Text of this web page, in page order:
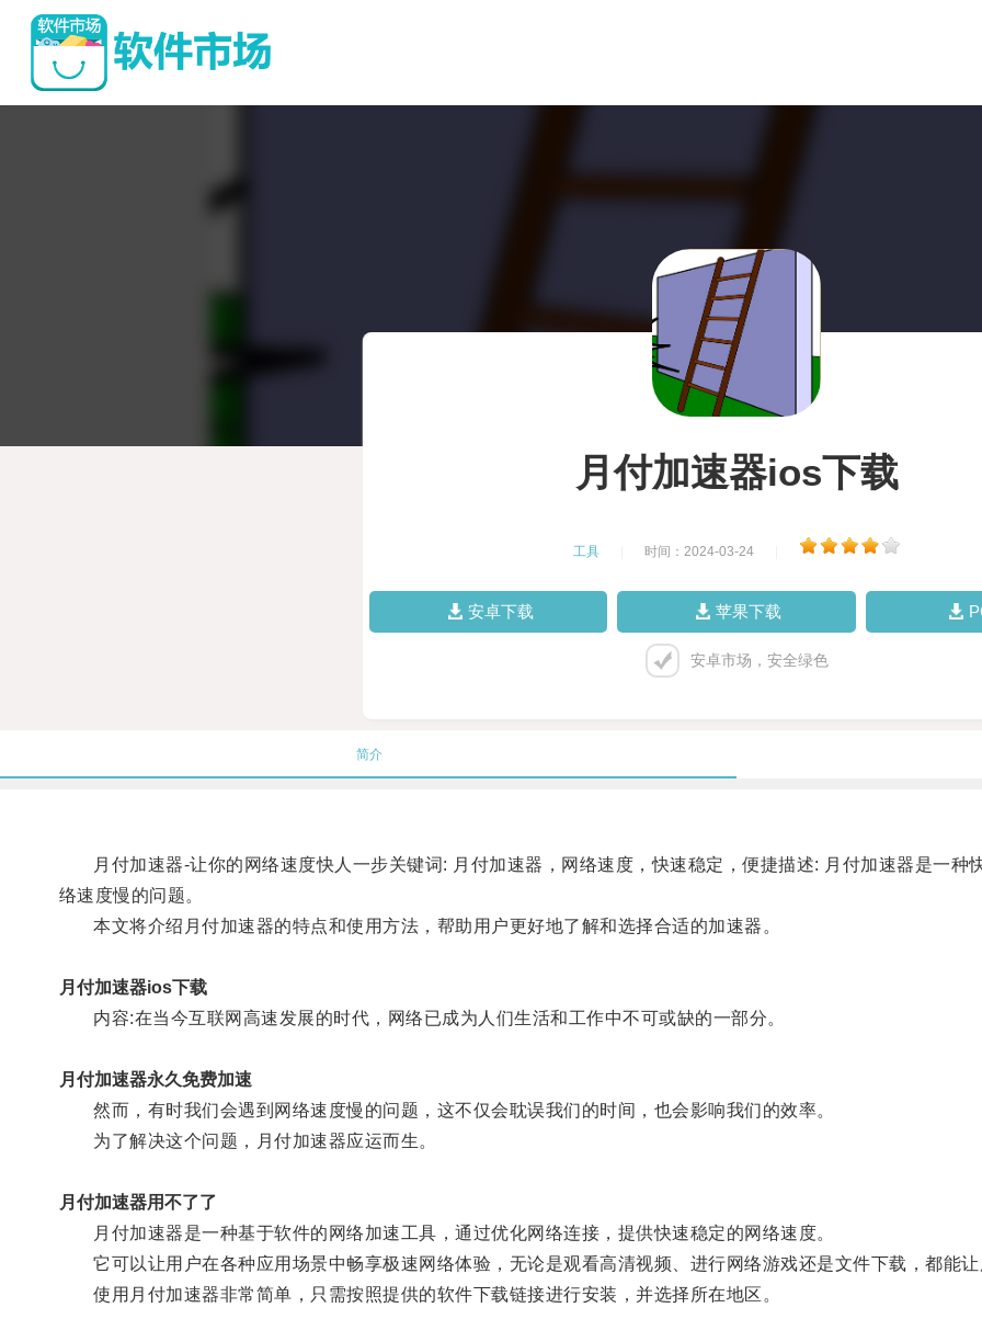
月付加速器ios下载
工具 时间：2024-03-24
安卓下载 苹果下载
安卓市场，安全绿色
简介
月付加速器-让你的网络速度快人一步关键词: 月付加速器，网络速度，快速稳定，便捷描述: 月付加速器是一种
络速度慢的问题。
本文将介绍月付加速器的特点和使用方法，帮助用户更好地了解和选择合适的加速器。
月付加速器ios下载
内容:在当今互联网高速发展的时代，网络已成为人们生活和工作中不可或缺的一部分。
月付加速器永久免费加速
然而，有时我们会遇到网络速度慢的问题，这不仅会耽误我们的时间，也会影响我们的效率。
为了解决这个问题，月付加速器应运而生。
月付加速器用不了了
月付加速器是一种基于软件的网络加速工具，通过优化网络连接，提供快速稳定的网络速度。
它可以让用户在各种应用场景中畅享极速网络体验，无论是观看高清视频、进行网络游戏还是文件下载，都能让
使用月付加速器非常简单，只需按照提供的软件下载链接进行安装，并选择所在地区。